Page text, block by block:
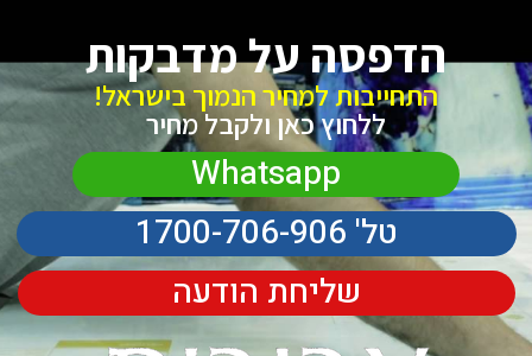
הדפסה על מדבקות
התחייבות למחיר הנמוך בישראל!
ללחוץ כאן ולקבל מחיר
Whatsapp
טל' 1700-706-906
שליחת הודעה